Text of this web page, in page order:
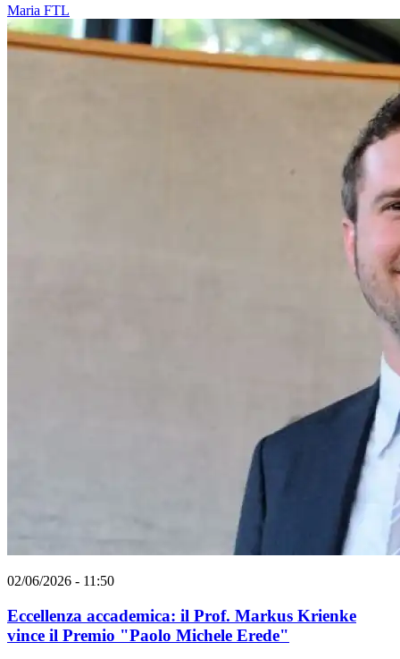
Maria FTL
02/06/2026 - 11:50
Eccellenza accademica: il Prof. Markus Krienke
vince il Premio "Paolo Michele Erede"